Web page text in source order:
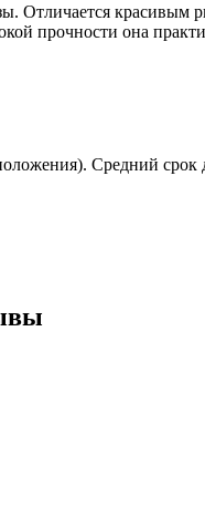
Отличается красивым
прочности она
Средний